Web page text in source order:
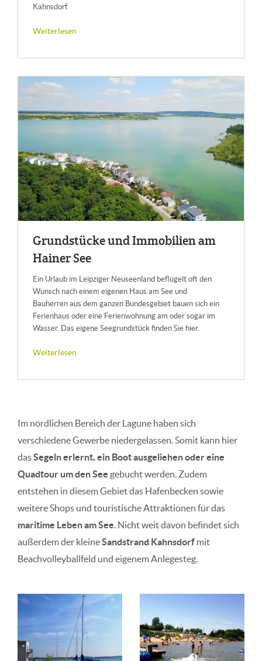
Kahnsdorf.
Weiterlesen
Grund­stü­cke und Im­mo­bi­li­en am
Hai­ner See
Ein Urlaub im Leipziger Neuseenland beflügelt oft den
Wunsch nach einem eigenen Haus am See und
Bauherren aus dem ganzen Bundesgebiet bauen sich ein
Ferienhaus oder eine Ferienwohnung am oder sogar im
Wasser. Das eigene Seegrundstück finden Sie hier.
Weiterlesen
Im nördlichen Bereich der Lagune haben sich
verschiedene Gewerbe niedergelassen. Somit kann hier
dasSegeln erlernt, ein Boot ausgeliehen oder eine
Quadtour um den See gebucht werden. Zudem
entstehen in diesem Gebiet das Hafenbecken sowie
weitere Shops und touristische Attraktionen für das
maritime Leben am See. Nicht weit davon befindet sich
außerdem der kleineSandstrand Kahnsdorf mit
Beachvolleyballfeld und eigenem Anlegesteg.